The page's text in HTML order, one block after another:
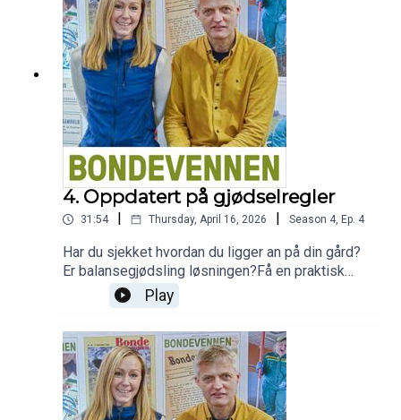
Ståle Hustoft, leder i Rogaland
Bondelag.Podcasten Bondevennen er sponsa av
BondeKompaniet.
4. Oppdatert på gjødselregler
31:54 Thursday, April 16, 2026 Season 4, Ep. 4
Har du sjekket hvordan du ligger an på din gård?
Er balansegjødsling løsningen?Få en praktisk
forklaring på hvordan nye regler slår ut på ditt
bruk.Episoden er laget av Bondevennens
podcastprodusent Ingvild Steinnes Luteberget i
samtale med NLR-rådgiver Hanne Gjersdal
Østebø.Fagbladet Bondevennens podcast blir
presentert i samarbeid med BondeKompaniet.
Play